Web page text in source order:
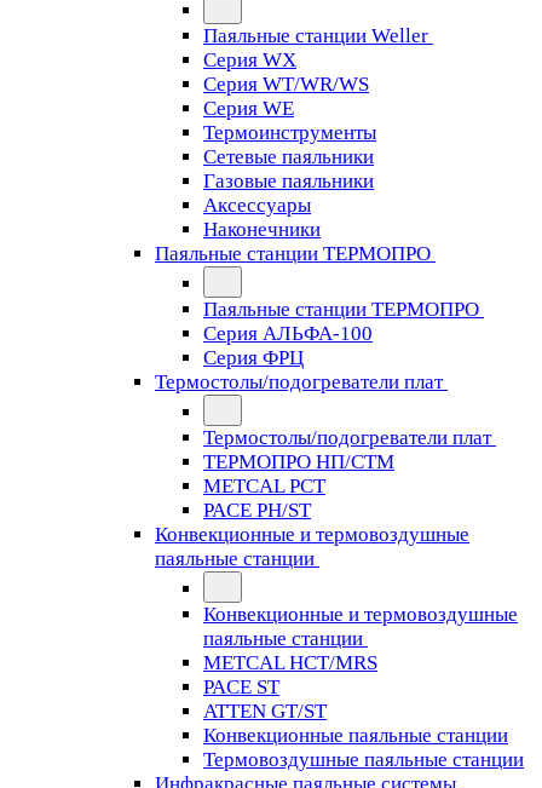
Паяльные станции Weller
Серия WX
Серия WT/WR/WS
Серия WE
Термоинструменты
Сетевые паяльники
Газовые паяльники
Аксессуары
Наконечники
Паяльные станции ТЕРМОПРО
Паяльные станции ТЕРМОПРО
Серия АЛЬФА-100
Серия ФРЦ
Термостолы/подогреватели плат
Термостолы/подогреватели плат
ТЕРМОПРО НП/СТМ
METCAL PCT
PACE PH/ST
Конвекционные и термовоздушные
паяльные станции
Конвекционные и термовоздушные
паяльные станции
METCAL HCT/MRS
PACE ST
ATTEN GT/ST
Конвекционные паяльные станции
Термовоздушные паяльные станции
Инфракрасные паяльные системы